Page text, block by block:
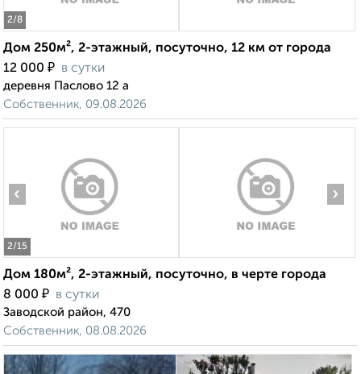
2/8
Дом 250м², 2-этажный, посуточно, 12 км от города
12 000 ₽ в сутки
деревня Паслово 12 а
Собственник, 09.08.2026
2/15
‹ ›
Дом 180м², 2-этажный, посуточно, в черте города
8 000 ₽ в сутки
Заводской район, 470
Собственник, 08.08.2026